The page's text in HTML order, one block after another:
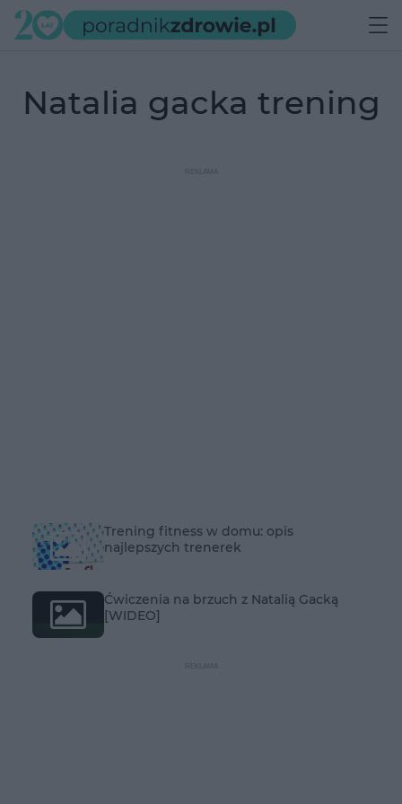
natalia gacka trening
Trening fitness w domu: opis
najlepszych trenerek
Ćwiczenia na brzuch z Natalią Gacką
[WIDEO]